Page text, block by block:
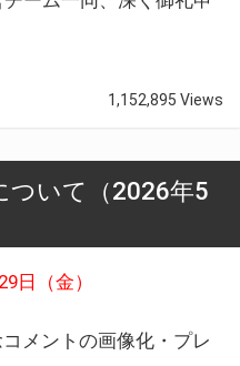
1,152,895 Views
ついて（2026年5
日（金）
メントの画像化・プレ